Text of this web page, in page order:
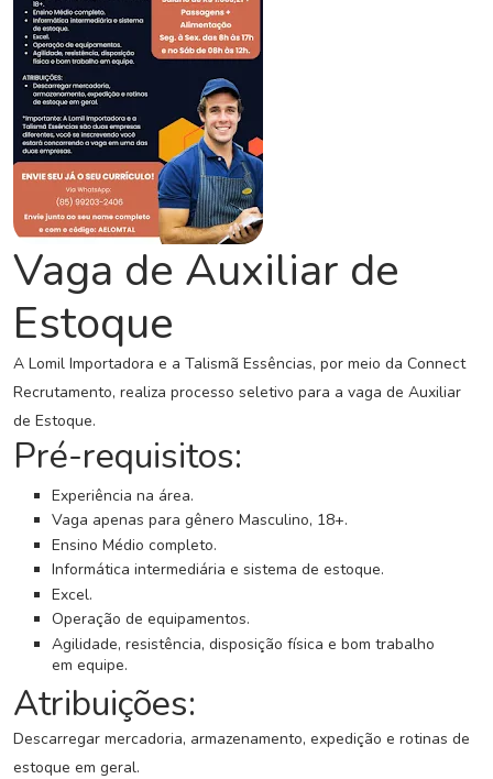
C
o
n
c
u
r
s
o
s
N
o
t
í
c
i
a
s
G
r
u
p
o
W
h
a
t
s
a
p
p
Vaga de Auxiliar de
Estoque
A Lomil Importadora e a Talismã Essências, por meio da Connect
Recrutamento, realiza processo seletivo para a vaga de Auxiliar
de Estoque.
Pré-requisitos:
Experiência na área.
Vaga apenas para gênero Masculino, 18+.
Ensino Médio completo.
Informática intermediária e sistema de estoque.
Excel.
Operação de equipamentos.
Agilidade, resistência, disposição física e bom trabalho
em equipe.
Atribuições:
Descarregar mercadoria, armazenamento, expedição e rotinas de
estoque em geral.